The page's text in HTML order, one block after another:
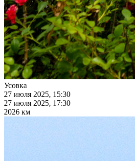
Усовка
27 июля 2025, 15:30
27 июля 2025, 17:30
2026 км